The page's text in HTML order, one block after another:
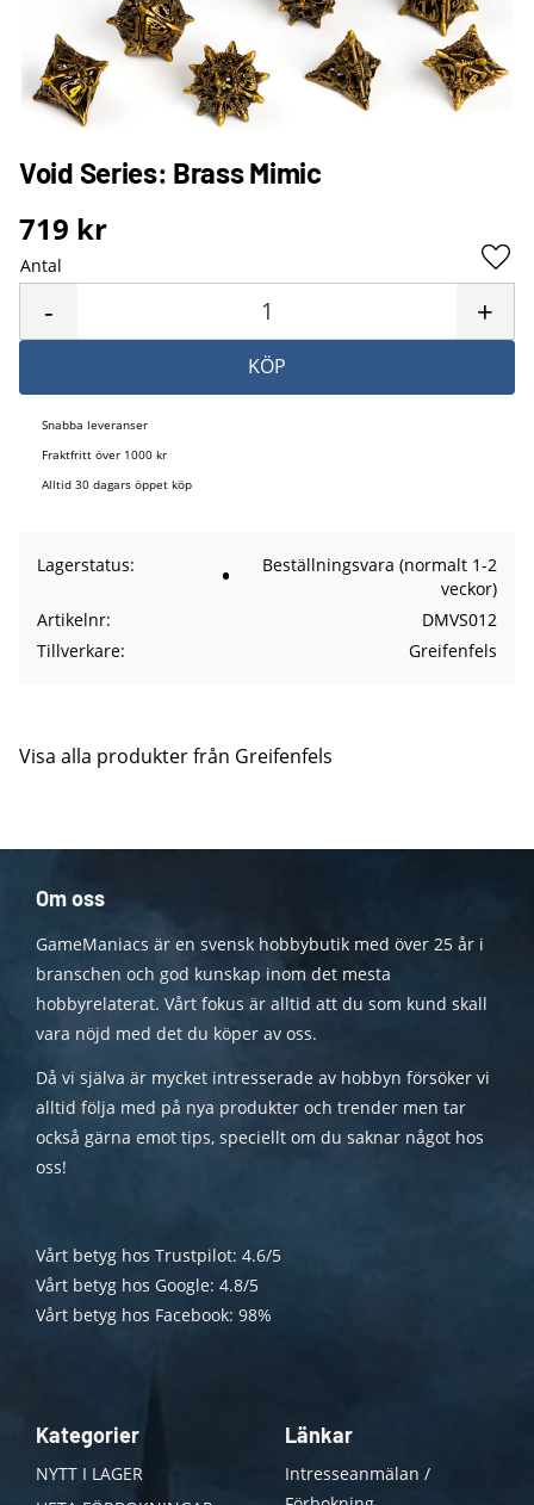
Void Series: Brass Mimic
719 kr
Antal
+
-
KÖP
Snabba leveranser
Fraktfritt över 1000 kr
Alltid 30 dagars öppet köp
Lagerstatus
Beställningsvara (normalt 1-2
veckor)
Artikelnr
DMVS012
Tillverkare
Greifenfels
Visa alla produkter från Greifenfels
Om oss
GameManiacs är en svensk hobbybutik med över 25 år i
branschen och god kunskap inom det mesta
hobbyrelaterat. Vårt fokus är alltid att du som kund skall
vara nöjd med det du köper av oss.
Då vi själva är mycket intresserade av hobbyn försöker vi
alltid följa med på nya produkter och trender men tar
också gärna emot tips, speciellt om du saknar något hos
oss!
Vårt betyg hos Trustpilot: 4.6/5
Vårt betyg hos Google: 4.8/5
Vårt betyg hos Facebook: 98%
Kategorier
NYTT I LAGER
Länkar
Intresseanmälan /